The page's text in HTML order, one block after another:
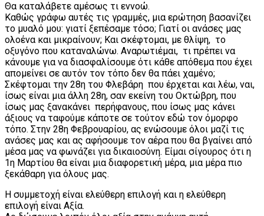
Θα καταλάβετε αμέσως τι εννοώ.
Καθώς γράφω αυτές τις γραμμές, μια ερώτηση βασανίζει
το μυαλό μου: γιατί ξεπέσαμε τόσο; Γιατί οι ανάσες μας
ολοένα και μικραίνουν; Και σκέφτομαι, με θλίψη, το
οξυγόνο που καταναλώνω. Αναρωτιέμαι, τι πρέπει να
κάνουμε για να διασφαλίσουμε ότι κάθε απόθεμα που έχει
απομείνει σε αυτόν τον τόπο δεν θα πάει χαμένο;
Σκέφτομαι την 28η του Φλεβάρη που έρχεται και λέω, ναι,
ίσως είναι μια άλλη 28η, σαν εκείνη του Οκτώβρη, που
ίσως μας ξανακάνει περήφανους, που ίσως μας κάνει
άξιους να ταφούμε κάποτε σε τούτον εδώ τον όμορφο
τόπο. Στην 28η Φεβρουαρίου, ας ενώσουμε όλοι μαζί τις
ανάσες μας και ας αφήσουμε τον αέρα που θα βγαίνει από
μέσα μας να φωνάζει για δικαιοσύνη. Είμαι σίγουρος ότι η
1η Μαρτίου θα είναι μια διαφορετική μέρα, μια μέρα πιο
ξεκάθαρη για όλους μας.
Η συμμετοχή είναι ελεύθερη επιλογή και η ελεύθερη
επιλογή είναι Αξία.